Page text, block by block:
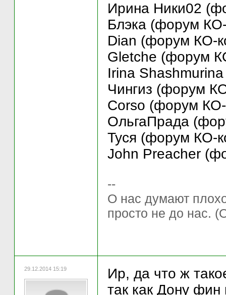
Ирина Ники02
Блэка (форум
Dian (форум КО-
Gletche (форум
Irina
Чингиз (форум
Corso (форум
ОльгаПрада
Туся (форум КО-
John Preacher
--
О нас думают
просто не до нас.
29.12.2014 15:19
Ир, да что ж
так как Дону